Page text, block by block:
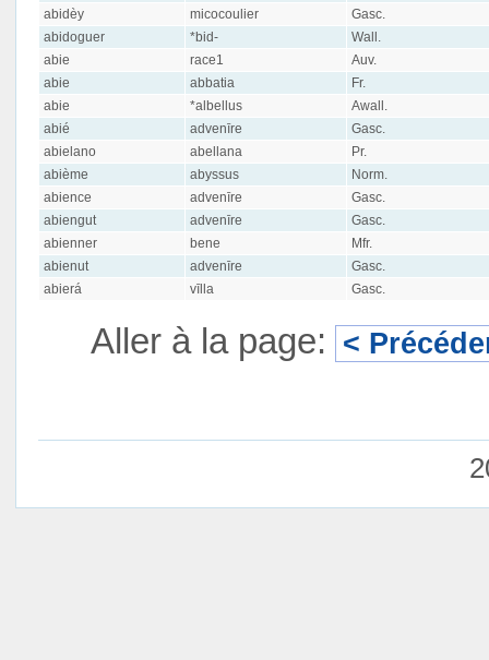
abidèy
micocoulier
Gasc.
abidoguer
*bid-
Wall.
abie
race1
Auv.
abie
abbatia
Fr.
abie
*albellus
Awall.
abié
advenīre
Gasc.
abielano
abellana
Pr.
abième
abyssus
Norm.
abience
advenīre
Gasc.
abiengut
advenīre
Gasc.
abienner
bene
Mfr.
abienut
advenīre
Gasc.
abierá
vīlla Gasc.
Aller à la page: <